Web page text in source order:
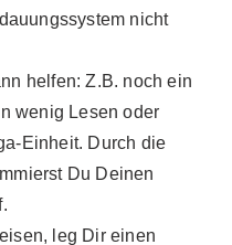
nicht
helfen: Z.B. noch ein
wenig Lesen oder
Einheit. Durch die
Du Deinen
leg Dir einen